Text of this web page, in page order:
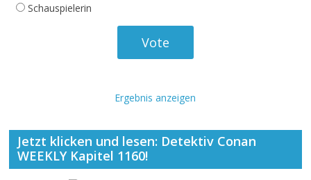
Schauspielerin
Ergebnis anzeigen
Jetzt klicken und lesen: Detektiv Conan
WEEKLY Kapitel 1160!